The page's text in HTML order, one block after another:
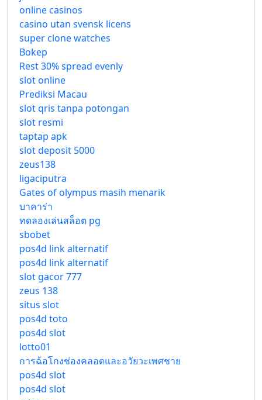
online casinos
casino utan svensk licens
super clone watches
Bokep
Rest 30% spread evenly
slot online
Prediksi Macau
slot qris tanpa potongan
slot resmi
taptap apk
slot deposit 5000
zeus138
ligaciputra
Gates of olympus masih menarik
บาคาร่า
ทดลองเล่นสล็อต pg
sbobet
pos4d link alternatif
pos4d link alternatif
slot gacor 777
zeus 138
situs slot
pos4d toto
pos4d slot
lotto01
การฉ้อโกงช่องคลอดและอวัยวะเพศชาย
pos4d slot
pos4d slot